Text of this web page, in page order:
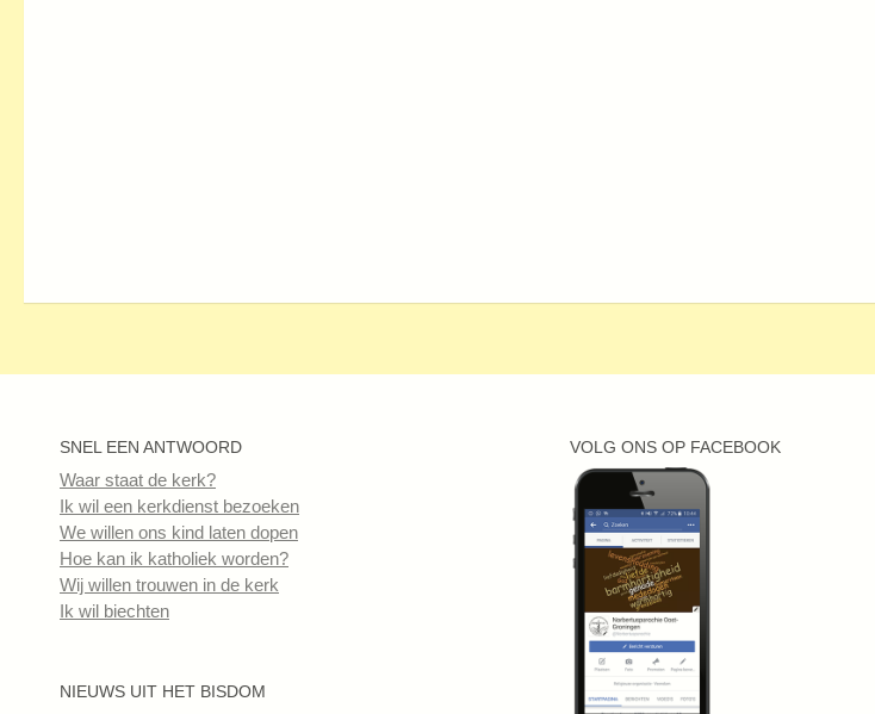
SNEL EEN ANTWOORD
Waar staat de kerk?
Ik wil een kerkdienst bezoeken
We willen ons kind laten dopen
Hoe kan ik katholiek worden?
Wij willen trouwen in de kerk
Ik wil biechten
NIEUWS UIT HET BISDOM
VOLG ONS OP FACEBOOK